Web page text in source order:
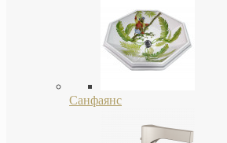
Санфаянс